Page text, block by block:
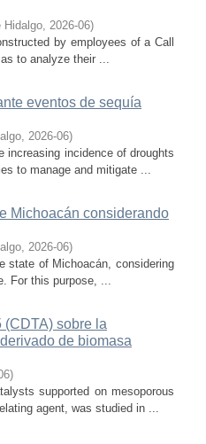
Hidalgo, 2026-06)
by employees of a Call
to analyze their ...
eventos de sequía
, 2026-06)
increasing incidence of droughts
to manage and mitigate ...
Michoacán considerando
, 2026-06)
state of Michoacán, considering
For this purpose, ...
(CDTA) sobre la
de biomasa
)
supported on mesoporous
agent, was studied in ...